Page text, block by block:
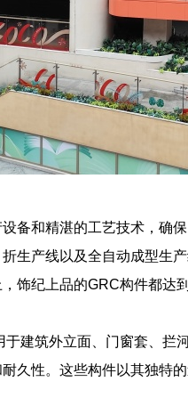
备和精湛的工艺技术，确保
生产线以及全自动成型生
饰纪上品的GRC构件都达
建筑外立面、门窗套、拦
久性。这些构件以其独特